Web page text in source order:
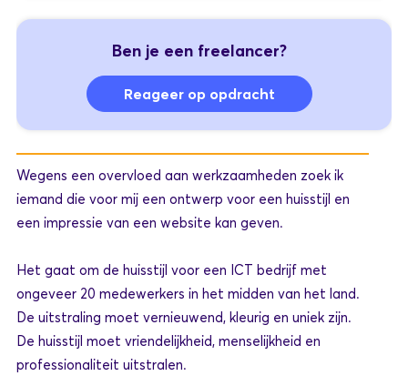
Ben je een freelancer?
Reageer op opdracht
Wegens een overvloed aan werkzaamheden zoek ik
iemand die voor mij een ontwerp voor een huisstijl en
een impressie van een website kan geven.
Het gaat om de huisstijl voor een ICT bedrijf met
ongeveer 20 medewerkers in het midden van het land.
De uitstraling moet vernieuwend, kleurig en uniek zijn.
De huisstijl moet vriendelijkheid, menselijkheid en
professionaliteit uitstralen.